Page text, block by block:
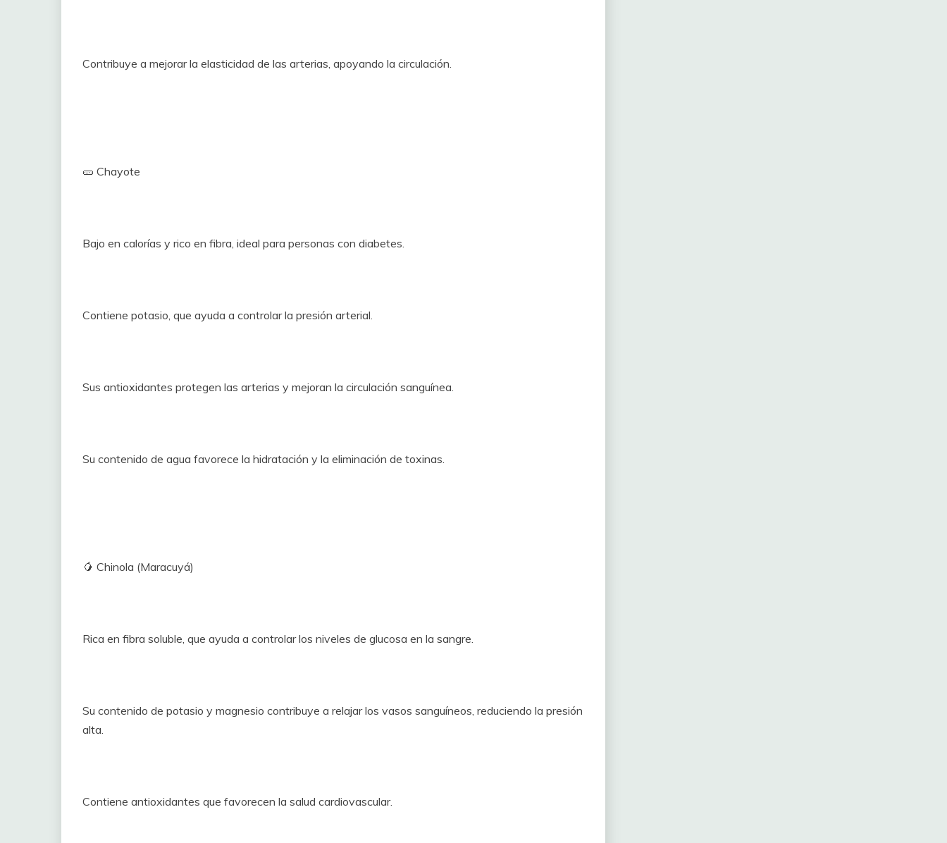
Contribuye a mejorar la elasticidad de las arterias, apoyando la circulación.
🥒 Chayote
Bajo en calorías y rico en fibra, ideal para personas con diabetes.
Contiene potasio, que ayuda a controlar la presión arterial.
Sus antioxidantes protegen las arterias y mejoran la circulación sanguínea.
Su contenido de agua favorece la hidratación y la eliminación de toxinas.
🥭 Chinola (Maracuyá)
Rica en fibra soluble, que ayuda a controlar los niveles de glucosa en la sangre.
Su contenido de potasio y magnesio contribuye a relajar los vasos sanguíneos, reduciendo la presión
alta.
Contiene antioxidantes que favorecen la salud cardiovascular.